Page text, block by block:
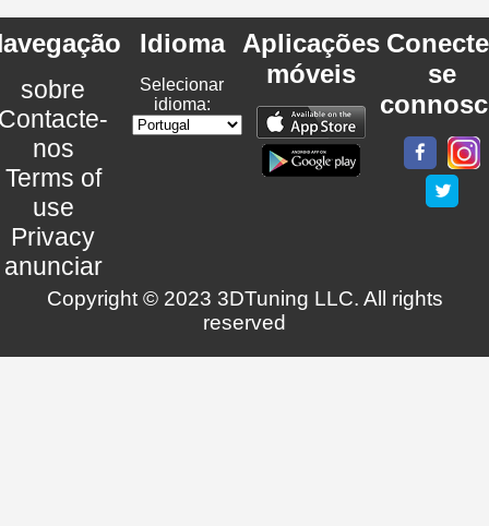
sobre
nos
Terms of
use
Privacy
anunciar
Idioma
Selecionar
idioma:
Aplicações
móveis
se
Copyright © 2023 3DTuning LLC. All rights
reserved